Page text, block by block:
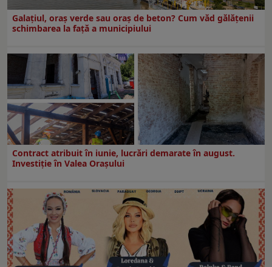
Galațiul, oraș verde sau oraș de beton? Cum văd gălățenii
schimbarea la față a municipiului
Contract atribuit în iunie, lucrări demarate în august.
Investiţie în Valea Oraşului